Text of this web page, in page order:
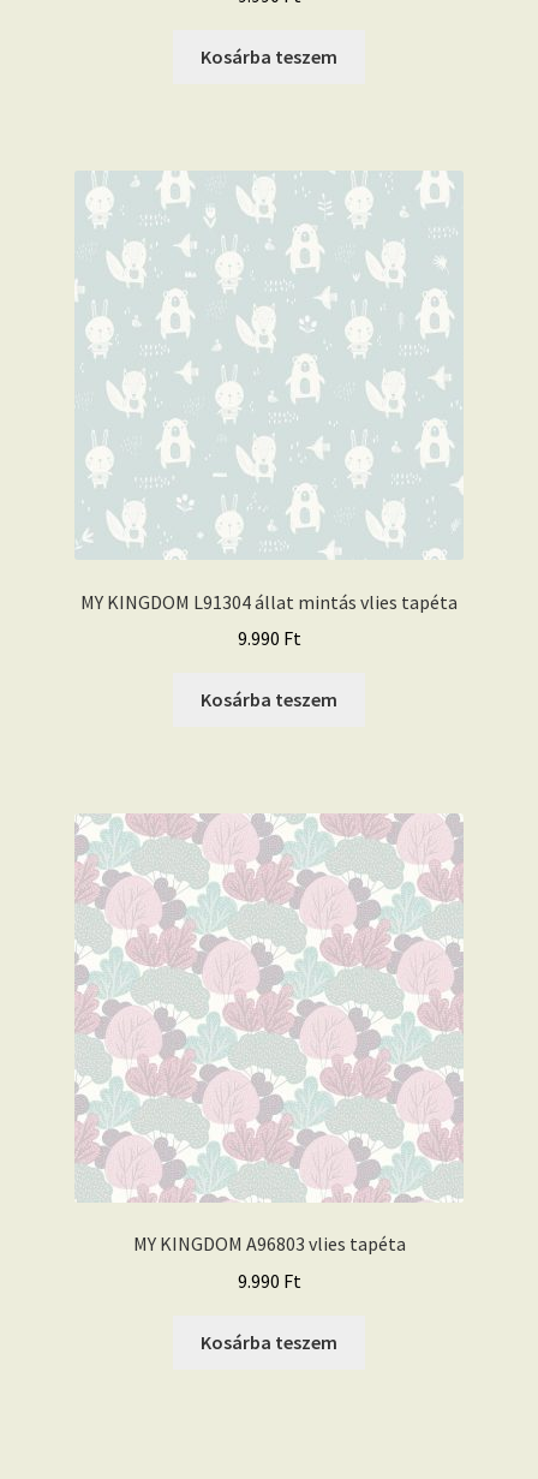
Kosárba teszem
MY KINGDOM L91304 állat mintás vlies tapéta
9.990 Ft
Kosárba teszem
MY KINGDOM A96803 vlies tapéta
9.990 Ft
Kosárba teszem